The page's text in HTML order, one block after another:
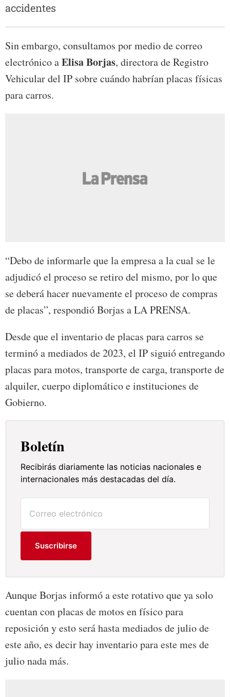
accidentes
Sin embargo, consultamos por medio de correo
electrónico aElisa Borjas, directora de Registro
Vehicular del IP sobre cuándo habrían placas físicas
para carros.
“Debo de informarle que la empresa a la cual se le
adjudicó el proceso se retiro del mismo, por lo que
se deberá hacer nuevamente el proceso de compras
de placas”, respondió Borjas a LA PRENSA.
Desde que el inventario de placas para carros se
terminó a mediados de 2023, el IP siguió entregando
placas para motos, transporte de carga, transporte de
alquiler, cuerpo diplomático e instituciones de
Gobierno.
Boletín
Recibirás diariamente las noticias nacionales e
internacionales más destacadas del día.
Suscribirse
Aunque Borjas informó a este rotativo que ya solo
cuentan con placas de motos en físico para
reposición y esto será hasta mediados de julio de
este año, es decir hay inventario para este mes de
julio nada más.